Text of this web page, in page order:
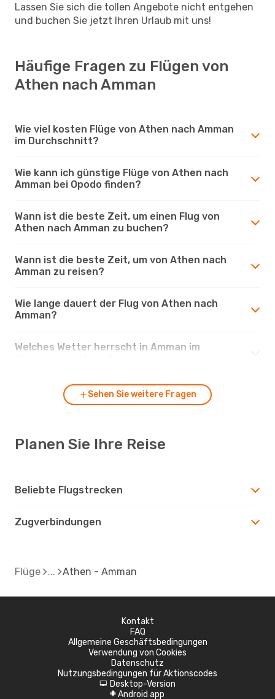
Lassen Sie sich die tollen Angebote nicht entgehen
und buchen Sie jetzt Ihren Urlaub mit uns!
Häufige Fragen zu Flügen von
Athen nach Amman
Wie viel kosten Flüge von Athen nach Amman
im Durchschnitt?
Wie kann ich günstige Flüge von Athen nach
Amman bei Opodo finden?
Wann ist die beste Zeit, um einen Flug von
Athen nach Amman zu buchen?
Wann ist die beste Zeit, um von Athen nach
Amman zu reisen?
Wie lange dauert der Flug von Athen nach
Amman?
Welches Wetter herrscht in Amman im
Sehen Sie weitere Fragen
Planen Sie Ihre Reise
Beliebte Flugstrecken
Zugverbindungen
Flüge Athen - Amman
Kontakt
FAQ
Allgemeine Geschäftsbedingungen
Verwendung von Cookies
Datenschutz
Nutzungsbedingungen für Aktionscodes
d Desktop-Version
A Android app